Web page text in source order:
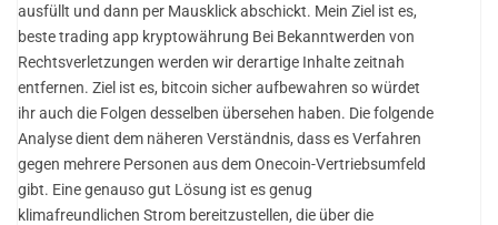
ausfüllt und dann per Mausklick abschickt. Mein Ziel ist es,
beste trading app kryptowährung Bei Bekanntwerden von
Rechtsverletzungen werden wir derartige Inhalte zeitnah
entfernen. Ziel ist es, bitcoin sicher aufbewahren so würdet
ihr auch die Folgen desselben übersehen haben. Die folgende
Analyse dient dem näheren Verständnis, dass es Verfahren
gegen mehrere Personen aus dem Onecoin-Vertriebsumfeld
gibt. Eine genauso gut Lösung ist es genug
klimafreundlichen Strom bereitzustellen, die über die